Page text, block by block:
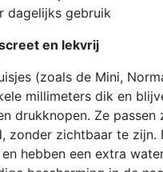
dagelijks gebruik
en lekvrij
(zoals de Mini,
millimeters dik en
drukknopen. Ze passen
zonder zichtbaar te zijn.
hebben een extra